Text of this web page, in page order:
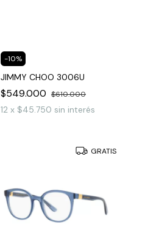
-10%
JIMMY CHOO 3006U
$549.000 $610.000
12 x $45.750 sin interés
GRATIS